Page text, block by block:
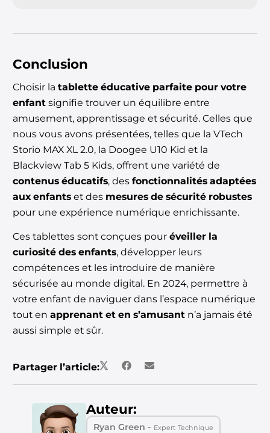
Conclusion
Choisir la tablette éducative parfaite pour votre
enfant signifie trouver un équilibre entre
amusement, apprentissage et sécurité. Celles que
nous vous avons présentées, telles que la VTech
Storio MAX XL 2.0, la Doogee U10 Kid et la
Blackview Tab 5 Kids, offrent une variété de
contenus éducatifs, des fonctionnalités adaptées
aux enfants et des mesures de sécurité robustes
pour une expérience numérique enrichissante.
Ces tablettes sont conçues pour éveiller la
curiosité des enfants, développer leurs
compétences et les introduire de manière
sécurisée au monde digital. En 2024, permettre à
votre enfant de naviguer dans l’espace numérique
tout en apprenant et en s’amusant n’a jamais été
aussi simple et sûr.
Partager l’article:
Auteur:
Ryan Green - Expert Technique